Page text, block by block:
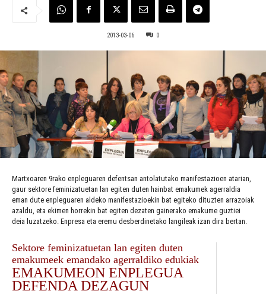
2013-03-06 0
Martxoaren 9rako enpleguaren defentsan antolatutako manifestazioen atarian,
gaur sektore feminizatuetan lan egiten duten hainbat emakumek agerraldia
eman dute enpleguaren aldeko manifestazioekin bat egiteko dituzten arrazoiak
azaldu, eta ekimen horrekin bat egiten dezaten gainerako emakume guztiei
deia luzatzeko. Enpresa eta eremu desberdinetako langileak izan dira bertan.
Sektore feminizatuetan lan egiten duten
emakumeek emandako agerraldiko edukiak
EMAKUMEON ENPLEGUA
DEFENDA DEZAGUN